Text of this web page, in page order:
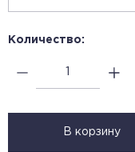
Количество:
В корзину